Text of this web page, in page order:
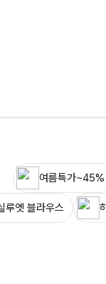
여름특가~45%
루엣 블라우스